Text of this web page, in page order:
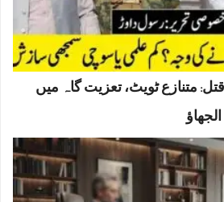
قتل: متنازع ٹویٹ، تعزیت گاہ میں